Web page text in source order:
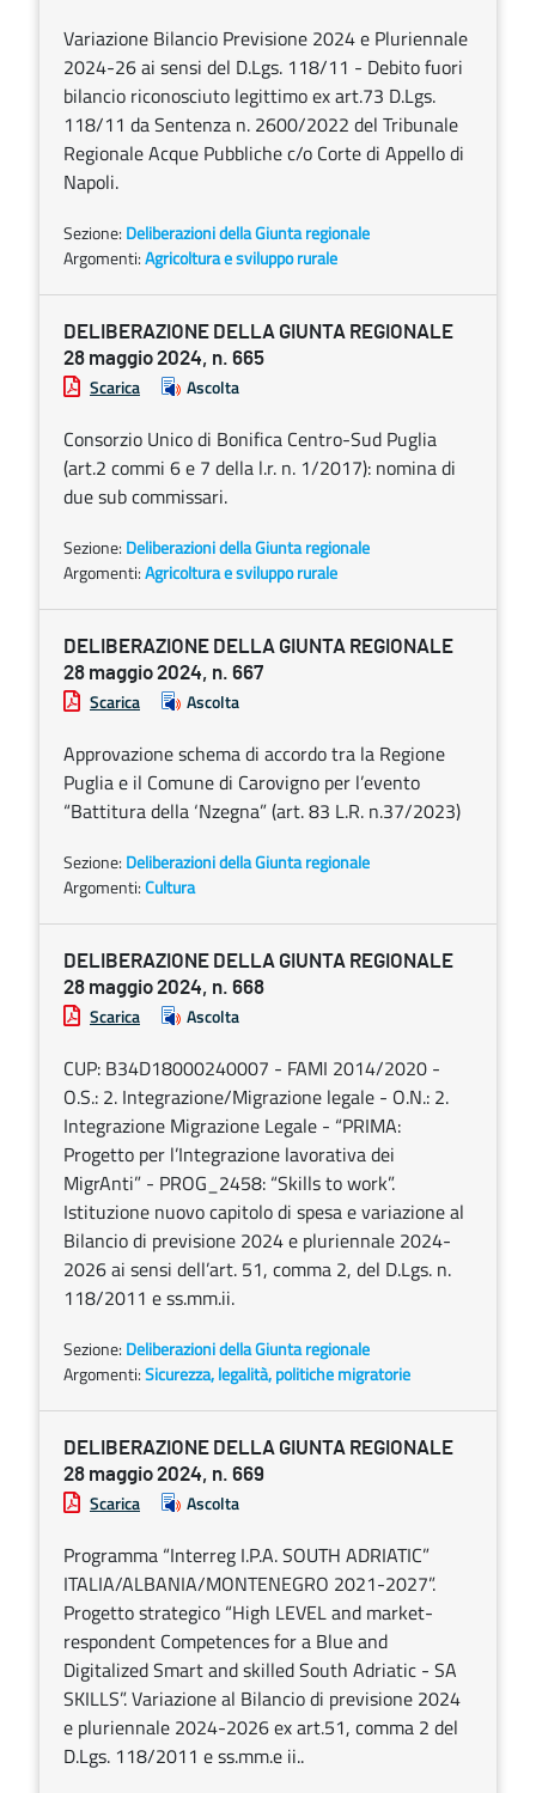
Variazione Bilancio Previsione 2024 e Pluriennale
2024-26 ai sensi del D.Lgs. 118/11 - Debito fuori
bilancio riconosciuto legittimo ex art.73 D.Lgs.
118/11 da Sentenza n. 2600/2022 del Tribunale
Regionale Acque Pubbliche c/o Corte di Appello di
Napoli.
Sezione: Deliberazioni della Giunta regionale
Argomenti:Agricoltura e sviluppo rurale
DELIBERAZIONE DELLA GIUNTA REGIONALE
28 maggio 2024, n. 665
Scarica Ascolta
Consorzio Unico di Bonifica Centro-Sud Puglia
(art.2 commi 6 e 7 della l.r. n. 1/2017): nomina di
due sub commissari.
Sezione: Deliberazioni della Giunta regionale
Argomenti:Agricoltura e sviluppo rurale
DELIBERAZIONE DELLA GIUNTA REGIONALE
28 maggio 2024, n. 667
Scarica Ascolta
Approvazione schema di accordo tra la Regione
Puglia e il Comune di Carovigno per l’evento
“Battitura della ‘Nzegna” (art. 83 L.R. n.37/2023)
Sezione: Deliberazioni della Giunta regionale
Argomenti:Cultura
DELIBERAZIONE DELLA GIUNTA REGIONALE
28 maggio 2024, n. 668
Scarica Ascolta
CUP: B34D18000240007 - FAMI 2014/2020 -
O.S.: 2. Integrazione/Migrazione legale - O.N.: 2.
Integrazione Migrazione Legale - “PRIMA:
Progetto per l’Integrazione lavorativa dei
MigrAnti” - PROG_2458: “Skills to work”.
Istituzione nuovo capitolo di spesa e variazione al
Bilancio di previsione 2024 e pluriennale 2024-
2026 ai sensi dell’art. 51, comma 2, del D.Lgs. n.
118/2011 e ss.mm.ii.
Sezione: Deliberazioni della Giunta regionale
Argomenti:Sicurezza, legalità, politiche migratorie
DELIBERAZIONE DELLA GIUNTA REGIONALE
28 maggio 2024, n. 669
Scarica Ascolta
Programma “Interreg I.P.A. SOUTH ADRIATIC”
ITALIA/ALBANIA/MONTENEGRO 2021-2027”.
Progetto strategico “High LEVEL and market-
respondent Competences for a Blue and
Digitalized Smart and skilled South Adriatic - SA
SKILLS”. Variazione al Bilancio di previsione 2024
e pluriennale 2024-2026 ex art.51, comma 2 del
D.Lgs. 118/2011 e ss.mm.e ii..